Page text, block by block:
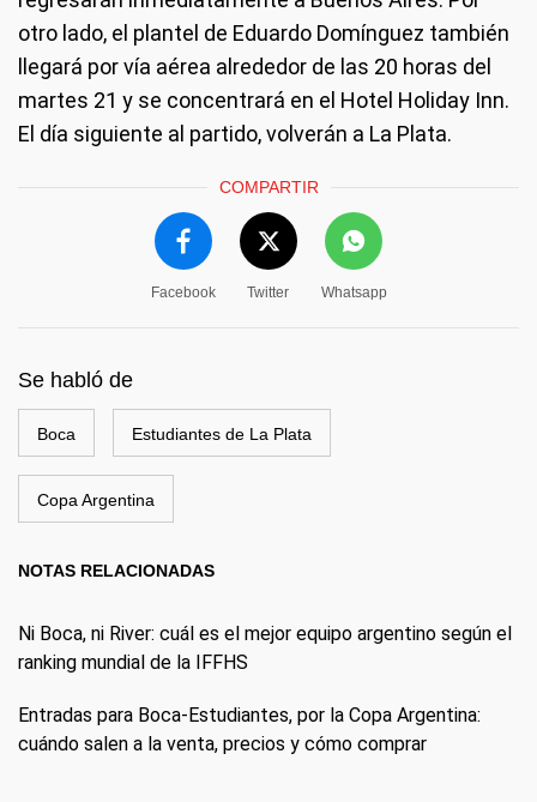
otro lado, el plantel de Eduardo Domínguez también
llegará por vía aérea alrededor de las 20 horas del
martes 21 y se concentrará en el Hotel Holiday Inn.
El día siguiente al partido, volverán a La Plata.
COMPARTIR
Facebook Twitter Whatsapp
Se habló de
Boca Estudiantes de La Plata
Copa Argentina
NOTAS RELACIONADAS
Ni Boca, ni River: cuál es el mejor equipo argentino según el
ranking mundial de la IFFHS
Entradas para Boca-Estudiantes, por la Copa Argentina:
cuándo salen a la venta, precios y cómo comprar